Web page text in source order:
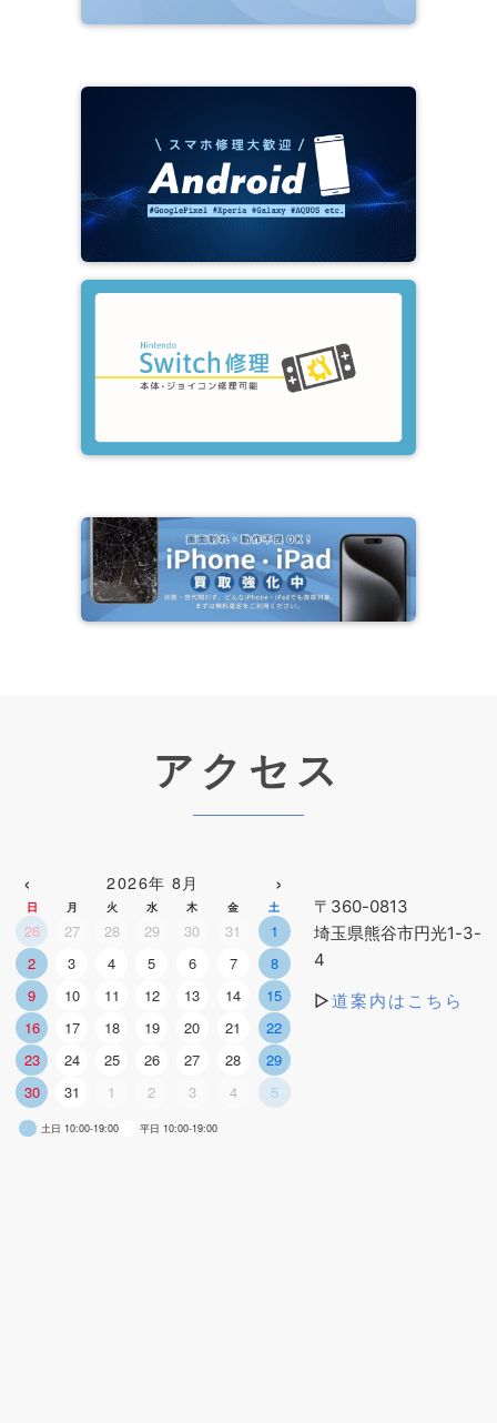
アクセス
‹ 2026年 8月 ›
日 月 火 水 木 金 土
26 27 28 29 30 31
1
2
3 4 5 6 7
8
9
10 11 12 13 14
15
16
17 18 19 20 21
22
23
24 25 26 27 28
29
30
31 1 2 3 4 5
土日 10:00-19:00 平日 10:00-19:00
〒360-0813
埼玉県熊谷市円光1-3-
4
▷道案内はこちら